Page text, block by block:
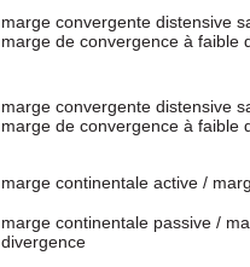
marge convergente distensive
marge de convergence à faible
marge convergente distensive
marge de convergence à faible
marge continentale active /
marge continentale passive /
divergence